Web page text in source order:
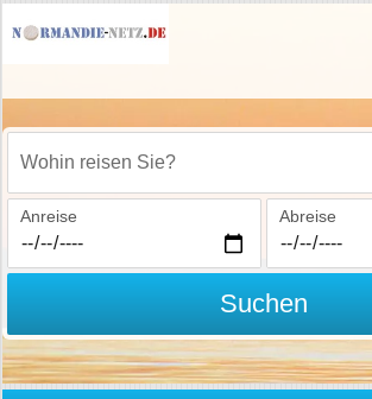
Wohin reisen Sie?
Anreise Abreise
Suchen